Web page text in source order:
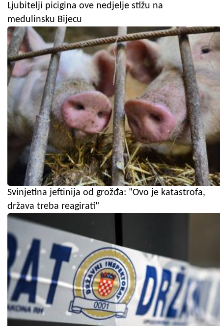
Ljubitelji picigina ove nedjelje stižu na
medulinsku Bijecu
Svinjetina jeftinija od grožđa: "Ovo je katastrofa,
država treba reagirati"